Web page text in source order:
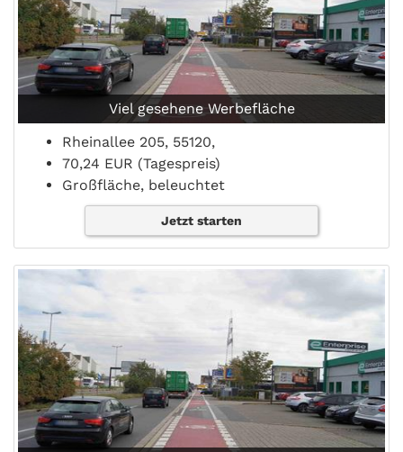
Viel gesehene Werbefläche
Rheinallee 205, 55120,
70,24 EUR (Tagespreis)
Großfläche, beleuchtet
Jetzt starten